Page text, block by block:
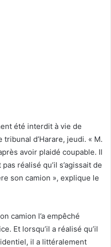
été interdit à vie de
d’Harare, jeudi. « M.
avoir plaidé coupable. Il
réalisé qu’il s’agissait de
son camion », explique le
camion l’a empêché
Et lorsqu’il a réalisé qu’il
il a littéralement